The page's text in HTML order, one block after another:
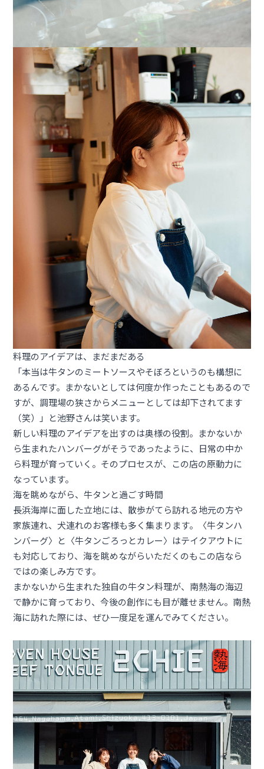
料理のアイデアは、まだまだある
「本当は牛タンのミートソースやそぼろというのも構想に
あるんです。まかないとしては何度か作ったこともあるので
すが、調理場の狭さからメニューとしては却下されてます
（笑）」と池野さんは笑います。
新しい料理のアイデアを出すのは奥様の役割。まかないか
ら生まれたハンバーグがそうであったように、日常の中か
ら料理が育っていく。そのプロセスが、この店の原動力に
なっています。
海を眺めながら、牛タンと過ごす時間
長浜海岸に面した立地には、散歩がてら訪れる地元の方や
家族連れ、犬連れのお客様も多く集まります。〈牛タンハ
ンバーグ〉と〈牛タンごろっとカレー〉はテイクアウトに
も対応しており、海を眺めながらいただくのもこの店なら
ではの楽しみ方です。
まかないから生まれた独自の牛タン料理が、南熱海の海辺
で静かに育っており、今後の創作にも目が離せません。南熱
海に訪れた際には、ぜひ一度足を運んでみてください。